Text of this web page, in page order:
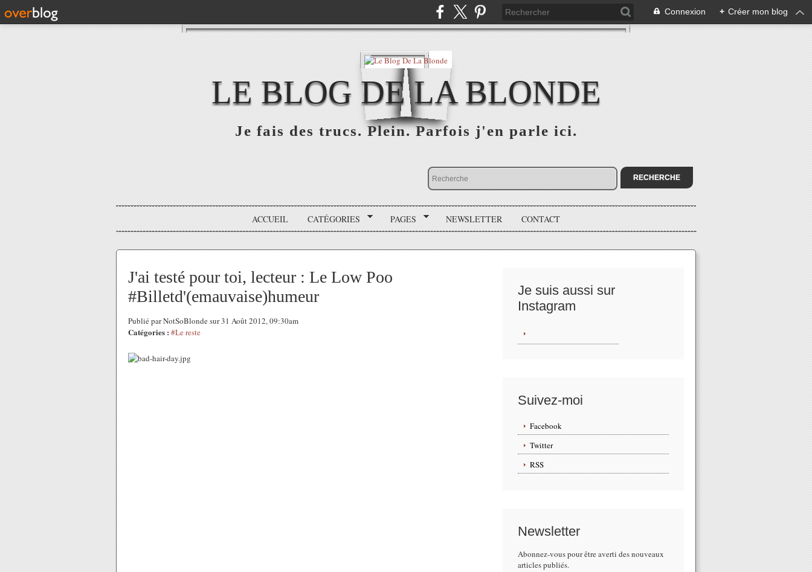
Connexion + Créer mon blog
LE BLOG DE LA BLONDE
Je fais des trucs. Plein. Parfois j'en parle ici.
ACCUEIL CATÉGORIES PAGES NEWSLETTER CONTACT
J'ai testé pour toi, lecteur : Le Low Poo
#Billetd'(emauvaise)humeur
Publié par NotSoBlonde sur 31 Août 2012, 09:30am
Catégories : #Le reste
Je suis aussi sur
Instagram
Suivez-moi
Facebook
Twitter
RSS
Newsletter
Abonnez-vous pour être averti des nouveaux
articles publiés.